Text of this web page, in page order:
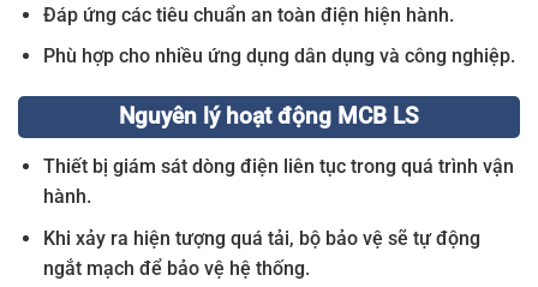
Đáp ứng các tiêu chuẩn an toàn điện hiện hành.
Phù hợp cho nhiều ứng dụng dân dụng và công nghiệp.
Nguyên lý hoạt động MCB LS
Thiết bị giám sát dòng điện liên tục trong quá trình vận
hành.
Khi xảy ra hiện tượng quá tải, bộ bảo vệ sẽ tự động
ngắt mạch để bảo vệ hệ thống.